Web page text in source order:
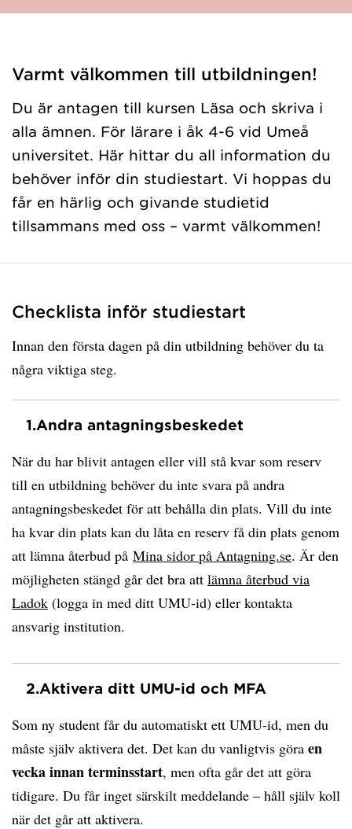
Varmt välkommen till utbildningen!
Du är antagen till kursen Läsa och skriva i
alla ämnen. För lärare i åk 4-6 vid Umeå
universitet. Här hittar du all information du
behöver inför din studiestart. Vi hoppas du
får en härlig och givande studietid
tillsammans med oss – varmt välkommen!
Checklista inför studiestart
Innan den första dagen på din utbildning behöver du ta
några viktiga steg.
1.Andra antagningsbeskedet
När du har blivit antagen eller vill stå kvar som reserv
till en utbildning behöver du inte svara på andra
antagningsbeskedet för att behålla din plats. Vill du inte
ha kvar din plats kan du låta en reserv få din plats genom
att lämna återbud på Mina sidor på Antagning.se. Är den
möjligheten stängd går det bra att lämna återbud via
Ladok (logga in med ditt UMU-id) eller kontakta
ansvarig institution.
2.Aktivera ditt UMU-id och MFA
Som ny student får du automatiskt ett UMU-id, men du
måste själv aktivera det. Det kan du vanligtvis göra en
vecka innan terminsstart, men ofta går det att göra
tidigare. Du får inget särskilt meddelande – håll själv koll
när det går att aktivera.